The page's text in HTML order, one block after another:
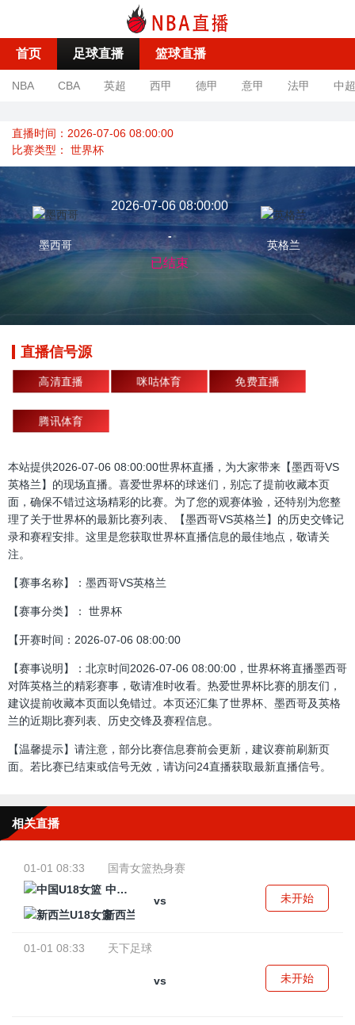
首页 足球直播 篮球直播
NBA CBA 英超 西甲 德甲 意甲 法甲 中超
直播时间：2026-07-06 08:00:00
比赛类型： 世界杯
墨西哥
2026-07-06 08:00:00
-
已结束
英格兰
直播信号源
高清直播 咪咕体育 免费直播
腾讯体育
本站提供2026-07-06 08:00:00世界杯直播，为大家带来【墨西哥VS
英格兰】的现场直播。喜爱世界杯的球迷们，别忘了提前收藏本页
面，确保不错过这场精彩的比赛。为了您的观赛体验，还特别为您整
理了关于世界杯的最新比赛列表、【墨西哥VS英格兰】的历史交锋记
录和赛程安排。这里是您获取世界杯直播信息的最佳地点，敬请关
注。
【赛事名称】：墨西哥VS英格兰
【赛事分类】： 世界杯
【开赛时间：2026-07-06 08:00:00
【赛事说明】：北京时间2026-07-06 08:00:00，世界杯将直播墨西哥
对阵英格兰的精彩赛事，敬请准时收看。热爱世界杯比赛的朋友们，
建议提前收藏本页面以免错过。本页还汇集了世界杯、墨西哥及英格
兰的近期比赛列表、历史交锋及赛程信息。
【温馨提示】请注意，部分比赛信息赛前会更新，建议赛前刷新页
面。若比赛已结束或信号无效，请访问24直播获取最新直播信号。
相关直播
01-01 08:33
国青女篮热身赛
中国U18女篮
vs
新西兰U18女篮
未开始
01-01 08:33 天下足球
vs 未开始